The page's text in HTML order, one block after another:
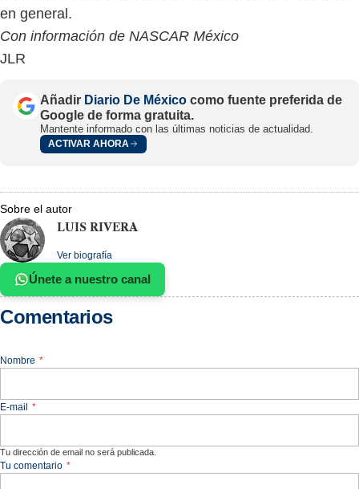
en general.
Con información de NASCAR México
JLR
Añadir Diario De México como fuente preferida de
Google de forma gratuita.
Mantente informado con las últimas noticias de actualidad.
ACTIVAR AHORA
Sobre el autor
LUIS RIVERA
Ver biografía
Únete a nuestro canal
Comentarios
Nombre *
E-mail *
Tu dirección de email no será publicada.
Tu comentario *